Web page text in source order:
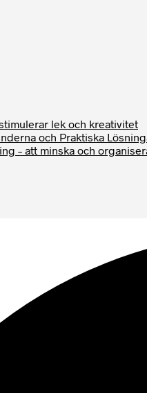
lek och kreativitet
och Praktiska
– att minska och